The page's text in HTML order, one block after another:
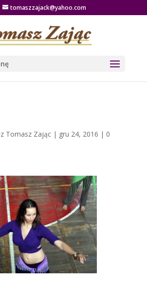
tomaszzajack@yahoo.com
Tomasz Zając| gru 24, 2016 | 0